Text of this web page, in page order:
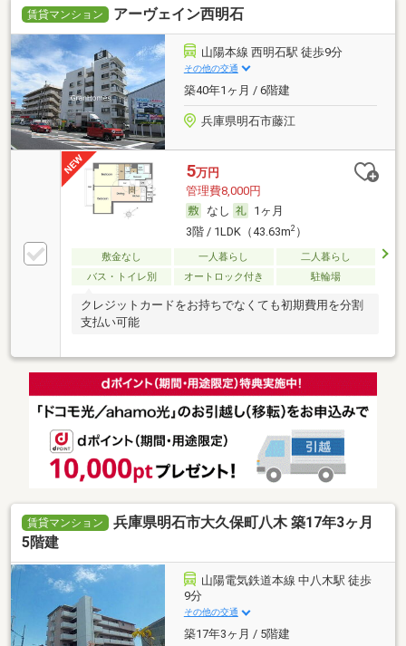
賃貸マンション アーヴェイン西明石
山陽本線 西明石駅 徒歩9分
その他の交通
築40年1ヶ月 / 6階建
兵庫県明石市藤江
5万円
管理費8,000円
なし
1ヶ月
3階 / 1LDK（43.63m2）
敷金なし 一人暮らし
二人暮らし
バス・トイレ別
オートロック付き 駐輪場
クレジットカードをお持ちでなくても初期費用を分割
支払い可能
賃貸マンション
兵庫県明石市大久保町八木 築17年3ヶ月
5階建
山陽電気鉄道本線 中八木駅 徒歩
9分
その他の交通
築17年3ヶ月 / 5階建